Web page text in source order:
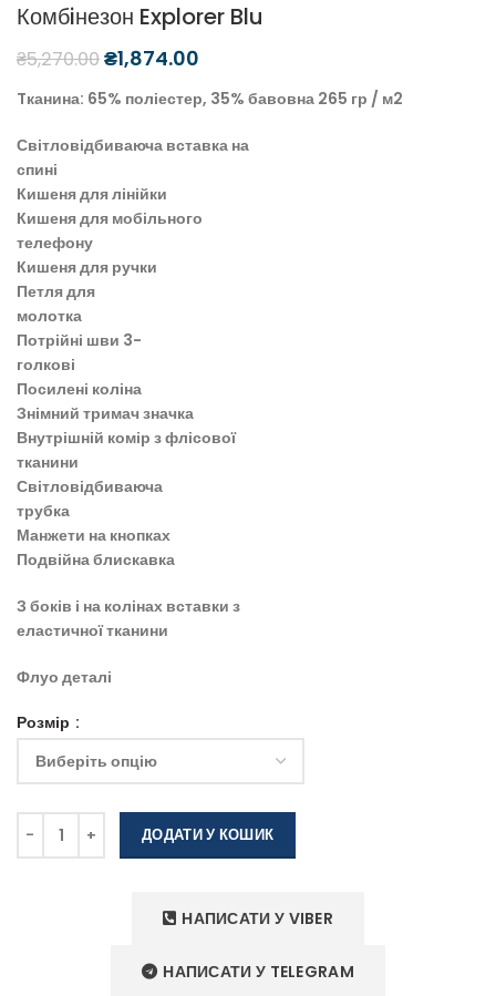
Комбiнезон Explorer Blu
₴5,270.00₴1,874.00
Tканина: 65% поліестер, 35% бавовна 265 гр / м2
Світловідбиваюча вставка на
спині
Кишеня для лінійки
Кишеня для мобільного
телефону
Кишеня для ручки
Петля для
молотка
Потрійні шви 3-
голкові
Посилені коліна
Знімний тримач значка
Внутрішній комір з флісової
тканини
Світловідбиваюча
трубка
Манжети на кнопках
Подвійна блискавка
З боків і на колінах вставки з
еластичної тканини
Флуо деталі
Розмір
ДОДАТИ У КОШИК
НАПИСАТИ У VIBER
НАПИСАТИ У TELEGRAM